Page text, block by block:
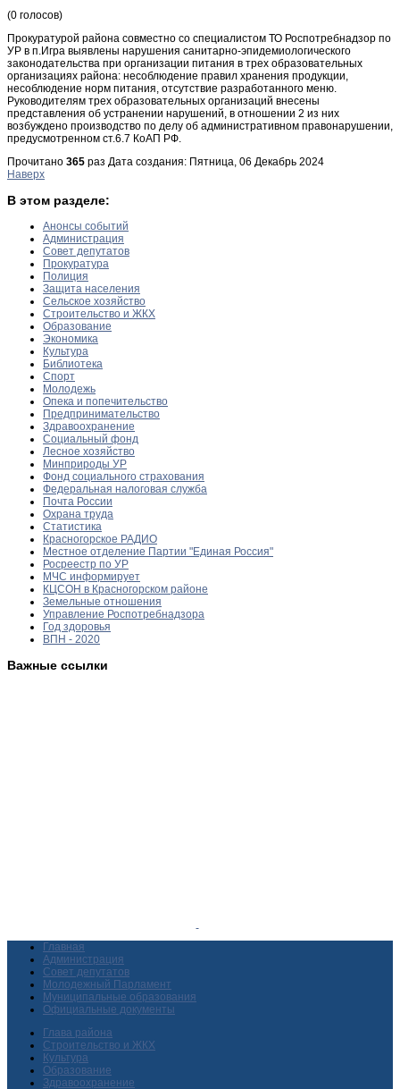
(0 голосов)
Прокуратурой района совместно со специалистом ТО Роспотребнадзор по
УР в п.Игра выявлены нарушения санитарно-эпидемиологического
законодательства при организации питания в трех образовательных
организациях района: несоблюдение правил хранения продукции,
несоблюдение норм питания, отсутствие разработанного меню.
Руководителям трех образовательных организаций внесены
представления об устранении нарушений, в отношении 2 из них
возбуждено производство по делу об административном правонарушении,
предусмотренном ст.6.7 КоАП РФ.
Прочитано 365 раз Дата создания: Пятница, 06 Декабрь 2024
Наверх
В этом разделе:
Анонсы событий
Администрация
Совет депутатов
Прокуратура
Полиция
Защита населения
Сельское хозяйство
Строительство и ЖКХ
Образование
Экономика
Культура
Библиотека
Спорт
Молодежь
Опека и попечительство
Предпринимательство
Здравоохранение
Социальный фонд
Лесное хозяйство
Минприроды УР
Фонд социального страхования
Федеральная налоговая служба
Почта России
Охрана труда
Статистика
Красногорское РАДИО
Местное отделение Партии "Единая Россия"
Росреестр по УР
МЧС информирует
КЦСОН в Красногорском районе
Земельные отношения
Управление Роспотребнадзора
Год здоровья
ВПН - 2020
Важные ссылки
Главная
Администрация
Совет депутатов
Молодежный Парламент
Муниципальные образования
Официальные документы
Глава района
Строительство и ЖКХ
Культура
Образование
Здравоохранение